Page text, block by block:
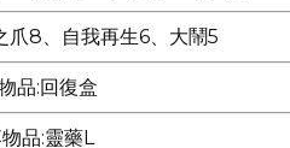
爪8、自我再生6、大鬧5
品:回復盒
品:靈藥L